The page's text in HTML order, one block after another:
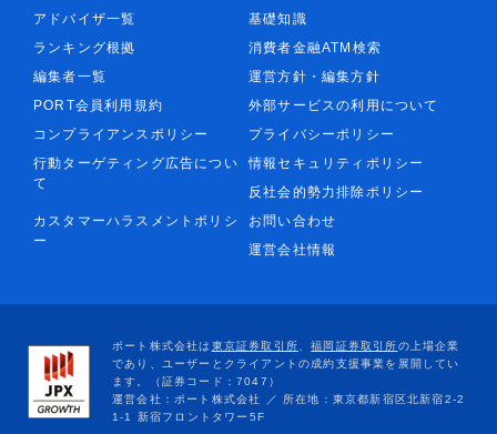
アドバイザ一覧
基礎知識
ランキング根拠
消費者金融ATM検索
編集者一覧
運営方針・編集方針
PORT会員利用規約
外部サービスの利用について
コンプライアンスポリシー
プライバシーポリシー
行動ターゲティング広告につい
て
情報セキュリティポリシー
反社会的勢力排除ポリシー
カスタマーハラスメントポリシ
ー
お問い合わせ
運営会社情報